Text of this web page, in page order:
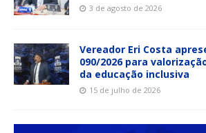
3 de agosto de 2026
Vereador Eri Costa
090/2026 para
da educação inclusiva
15 de julho de 2026